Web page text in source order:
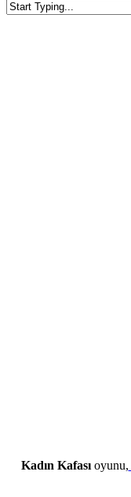
Kadın Kafasıoyunu,